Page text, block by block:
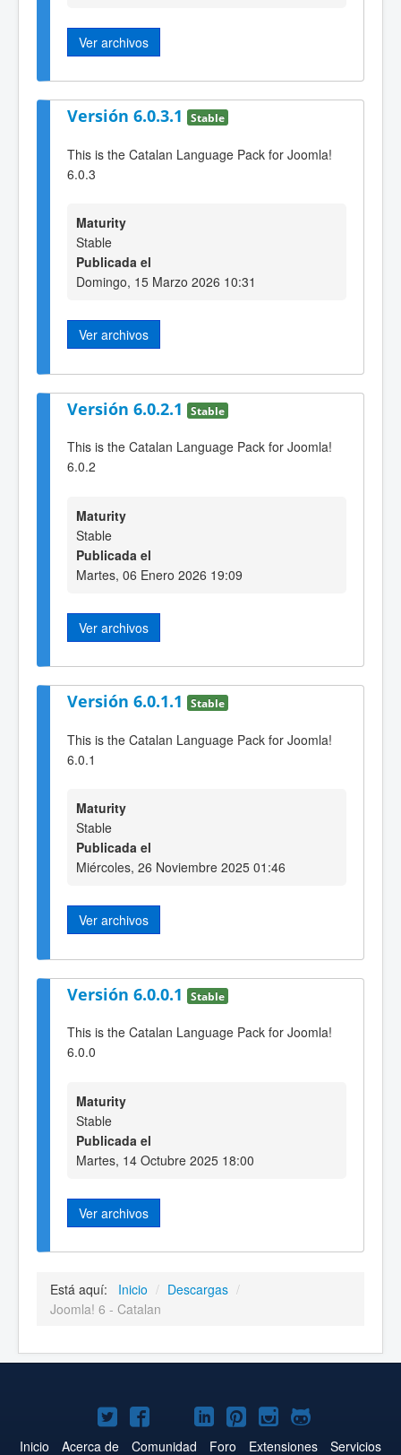
Ver archivos
Versión 6.0.3.1 Stable
This is the Catalan Language Pack for Joomla!
6.0.3
Maturity
Stable
Publicada el
Domingo, 15 Marzo 2026 10:31
Ver archivos
Versión 6.0.2.1 Stable
This is the Catalan Language Pack for Joomla!
6.0.2
Maturity
Stable
Publicada el
Martes, 06 Enero 2026 19:09
Ver archivos
Versión 6.0.1.1 Stable
This is the Catalan Language Pack for Joomla!
6.0.1
Maturity
Stable
Publicada el
Miércoles, 26 Noviembre 2025 01:46
Ver archivos
Versión 6.0.0.1 Stable
This is the Catalan Language Pack for Joomla!
6.0.0
Maturity
Stable
Publicada el
Martes, 14 Octubre 2025 18:00
Ver archivos
Está aquí: Inicio / Descargas /
Joomla! 6 - Catalan
Joomla!
en
Joomla!
en
Joomla!
en
Joomla!
en
Joomla!
en
Joomla!
en
Joomla!
en
Inicio Acerca de Comunidad Foro Extensiones Servicios